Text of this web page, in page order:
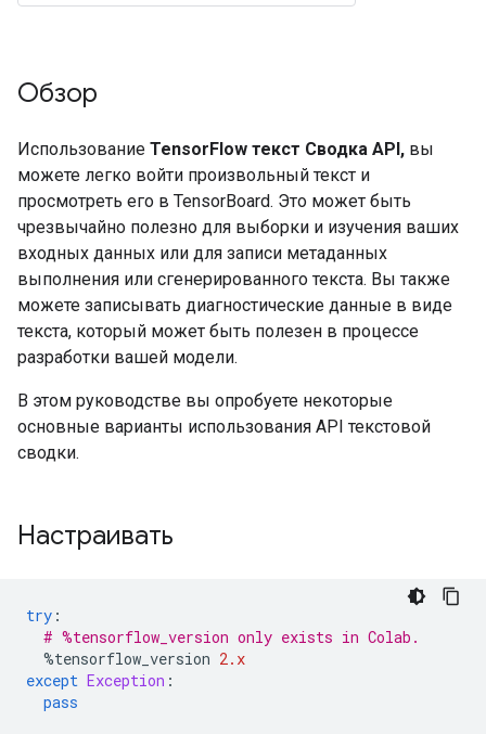
Обзор
Использование TensorFlow текст Сводка API, вы
можете легко войти произвольный текст и
просмотреть его в TensorBoard. Это может быть
чрезвычайно полезно для выборки и изучения ваших
входных данных или для записи метаданных
выполнения или сгенерированного текста. Вы также
можете записывать диагностические данные в виде
текста, который может быть полезен в процессе
разработки вашей модели.
В этом руководстве вы опробуете некоторые
основные варианты использования API текстовой
сводки.
Настраивать
try :
# %tensorflow_version only exists in Colab.
%tensorflow_version 2.x
except Exception :
pass